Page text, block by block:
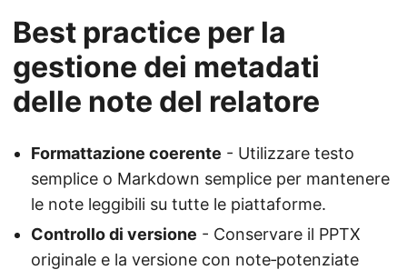
Best practice per la
gestione dei metadati
delle note del relatore
Formattazione coerente - Utilizzare testo
semplice o Markdown semplice per mantenere
le note leggibili su tutte le piattaforme.
Controllo di versione - Conservare il PPTX
originale e la versione con note‑potenziate